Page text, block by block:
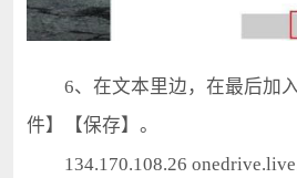
6、在文本里边，在最后加入
件】【保存】。
134.170.108.26